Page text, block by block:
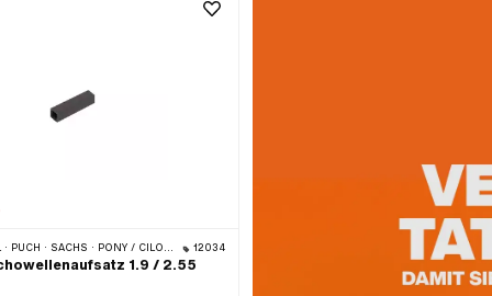
· TOMOS · BYE BIKE · ALPA CHOPPER / TURBO · CILO · DKW · FANTIC · GARELLI · HONDA · HERCULES · ILO / JLO · KREIDLER · MALAGUTI · MBK / MOTOBÉCANE · MIELE · SUZUKI · MONARK · PEUGEOT · VICTORIA · YAMAHA · ZÜNDAPP · FRANCO MORINI 12034
1.9 / 2.55